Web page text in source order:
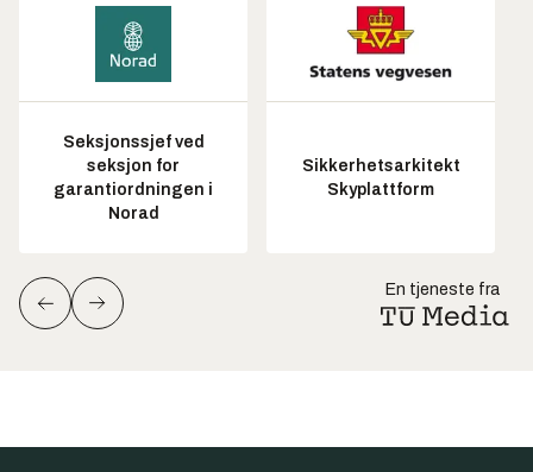
Seksjonssjef ved
seksjon for
garantiordningen i
Norad
Sikkerhetsarkitekt
Skyplattform
En tjeneste fra